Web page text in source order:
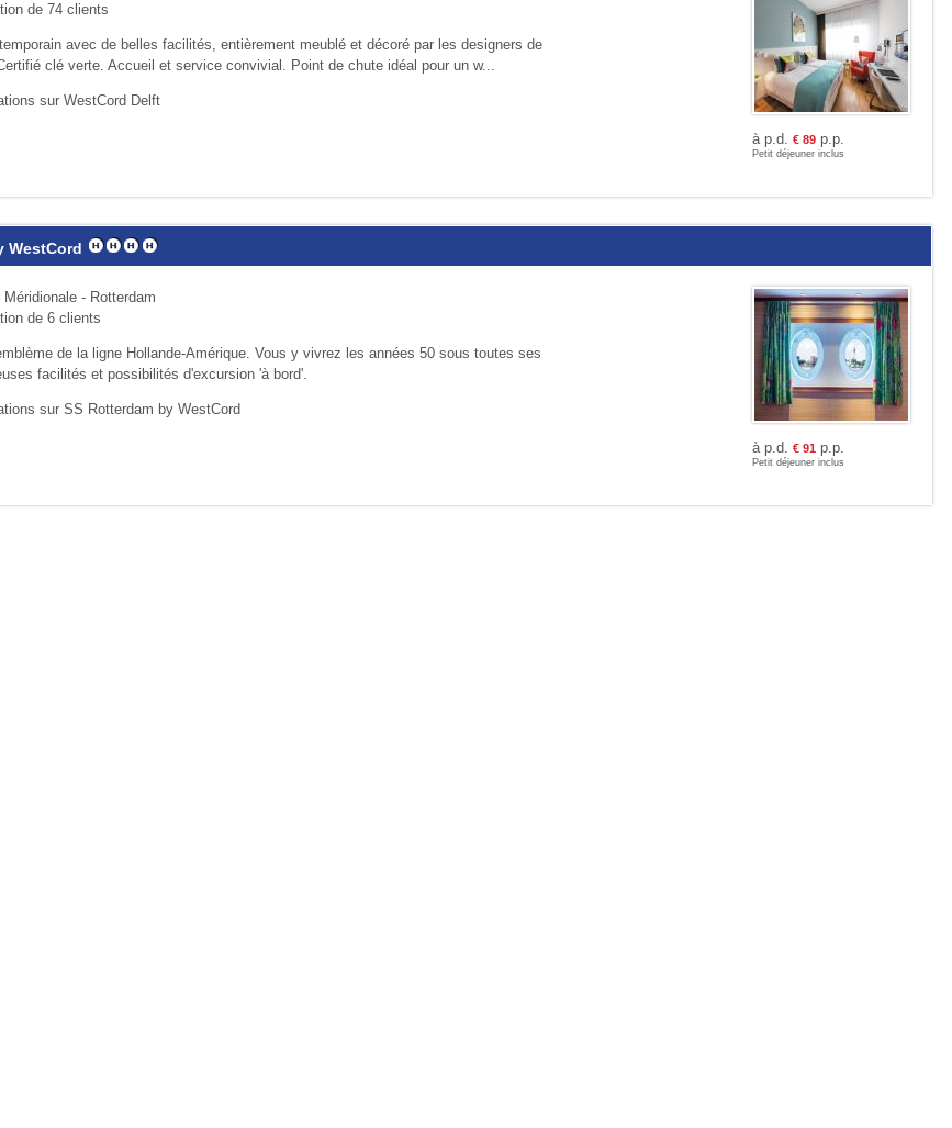
de 74 clients
avec de belles facilités, entièrement meublé et décoré par les designers de
clé verte. Accueil et service convivial. Point de chute idéal pour un w...
sur WestCord Delft
à p.d. € 89p.p.
Petit déjeuner inclus
WestCord
Méridionale - Rotterdam
de 6 clients
de la ligne Hollande-Amérique. Vous y vivrez les années 50 sous toutes ses
facilités et possibilités d'excursion 'à bord'.
sur SS Rotterdam by WestCord
à p.d. € 91p.p.
Petit déjeuner inclus